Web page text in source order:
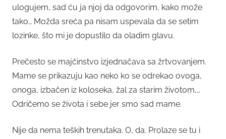
ulogujem, sad ću ja njoj da odgovorim, kako može
tako… Možda sreća pa nisam uspevala da se setim
lozinke, što mi je dopustilo da oladim glavu.
Prečesto se majčinstvo izjednačava sa žrtvovanjem.
Mame se prikazuju kao neko ko se odrekao ovoga,
onoga, izbačen iz koloseka, žal za starim životom,…
Odričemo se života i sebe jer smo sad mame.
Nije da nema teških trenutaka. O, da. Prolaze se tu i